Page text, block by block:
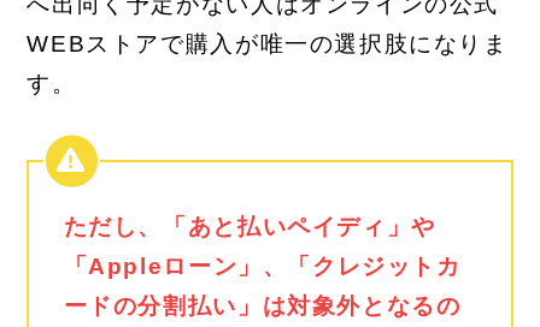
WEBストアで購入が唯一の選択肢になりま
す。
ただし、
「あと払いペイディ」や
「Appleローン」、「クレジットカ
ードの分割払い」は対象外となるの